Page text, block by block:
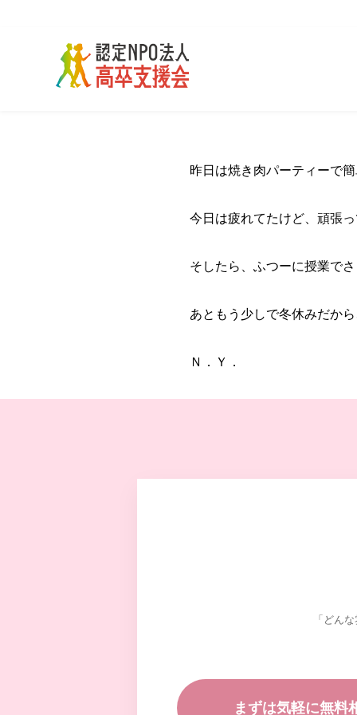
昨日は焼き肉パーティーで
今日は疲れてたけど、頑張
そしたら、ふつーに授業で
あともう少しで冬休みだか
Ｎ．Ｙ．
「どん
まずは気軽に無料